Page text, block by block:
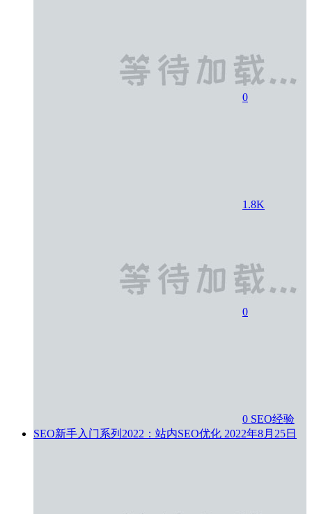
0
1.8K
0
0 SEO经验
SEO新手入门系列2022：站内SEO优化 2022年8月25日